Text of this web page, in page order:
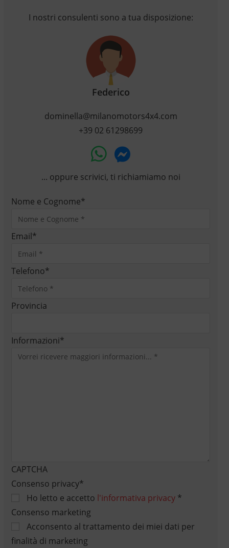
I nostri consulenti sono a tua disposizione:
Federico
dominella@milanomotors4x4.com
+39 02 61298699
... oppure scrivici, ti richiamiamo noi
Nome e Cognome*
Email*
Telefono*
Provincia
Informazioni*
CAPTCHA
Consenso privacy*
Ho letto e accetto l'informativa privacy*
Consenso marketing
Acconsento al trattamento dei miei dati per
finalità di marketing